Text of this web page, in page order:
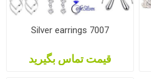
Silver earrings 7007
قیمت تماس بگیرید